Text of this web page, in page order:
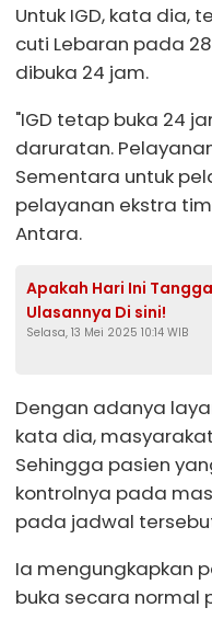
Untuk IGD, kata dia,
cuti Lebaran pada
dibuka 24 jam.
"IGD tetap buka 24
daruratan.
Sementara untuk
pelayanan ekstra
Antara.
Apakah Hari Ini
Ulasannya Di sini!
Selasa, 13 Mei 2025 10:14 WIB
Dengan adanya
kata dia,
Sehingga pasien
kontrolnya pada
pada jadwal
Ia mengungkapkan
buka secara normal